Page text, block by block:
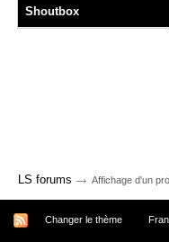
Shoutbox
LS forums → Affichage d'un
Changer le thème